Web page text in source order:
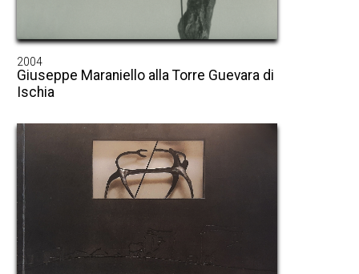
2004
Giuseppe Maraniello alla Torre Guevara di
Ischia